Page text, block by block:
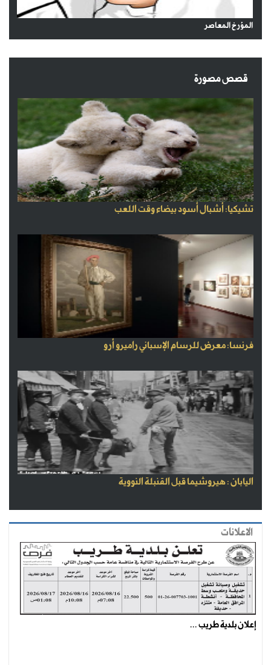
المؤرخ المعاصر
قصص مصورة
تشيكيا: أشبال أسود بيضاء وقت اللعب
فرنسا: معرض للرسام الإسباني راميرو أرو
اليابان : هيروشيما قبل القنبلة النووية
الاعلانات
إعلان بلدية طريب ...